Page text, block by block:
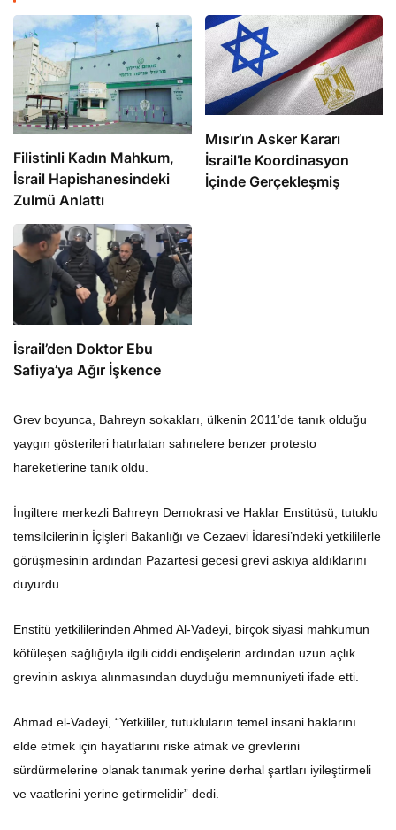
Filistinli Kadın Mahkum,
İsrail Hapishanesindeki
Zulmü Anlattı
Mısır’ın Asker Kararı
İsrail’le Koordinasyon
İçinde Gerçekleşmiş
İsrail’den Doktor Ebu
Safiya’ya Ağır İşkence
Grev boyunca, Bahreyn sokakları, ülkenin 2011’de tanık olduğu
yaygın gösterileri hatırlatan sahnelere benzer protesto
hareketlerine tanık oldu.
İngiltere merkezli Bahreyn Demokrasi ve Haklar Enstitüsü, tutuklu
temsilcilerinin İçişleri Bakanlığı ve Cezaevi İdaresi’ndeki yetkililerle
görüşmesinin ardından Pazartesi gecesi grevi askıya aldıklarını
duyurdu.
Enstitü yetkililerinden Ahmed Al-Vadeyi, birçok siyasi mahkumun
kötüleşen sağlığıyla ilgili ciddi endişelerin ardından uzun açlık
grevinin askıya alınmasından duyduğu memnuniyeti ifade etti.
Ahmad el-Vadeyi, “Yetkililer, tutukluların temel insani haklarını
elde etmek için hayatlarını riske atmak ve grevlerini
sürdürmelerine olanak tanımak yerine derhal şartları iyileştirmeli
ve vaatlerini yerine getirmelidir” dedi.